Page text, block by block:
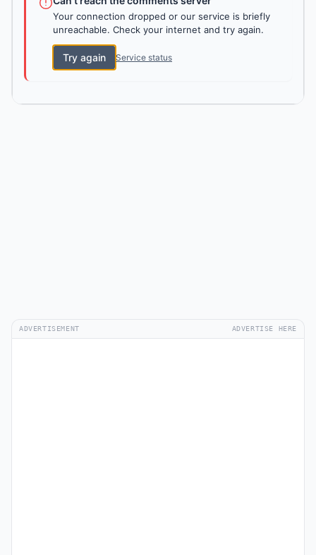
Your connection dropped or our service is briefly
unreachable. Check your internet and try again.
Try again Service status
ADVERTISEMENT ADVERTISE HERE